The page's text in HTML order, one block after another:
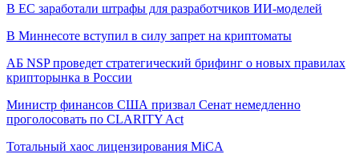
В ЕС заработали штрафы для разработчиков ИИ-моделей
В Миннесоте вступил в силу запрет на криптоматы
АБ NSP проведет стратегический брифинг о новых правилах
крипторынка в России
Министр финансов США призвал Сенат немедленно
проголосовать по CLARITY Act
Тотальный хаос лицензирования MiCA